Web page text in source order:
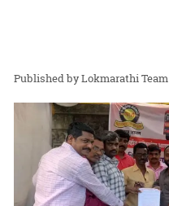
Lokmarathi Team